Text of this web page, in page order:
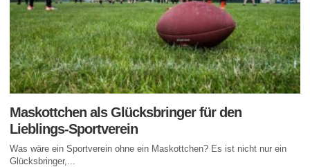
Maskottchen als Glücksbringer für den
Lieblings-Sportverein
Was wäre ein Sportverein ohne ein Maskottchen? Es ist nicht nur ein
Glücksbringer,...